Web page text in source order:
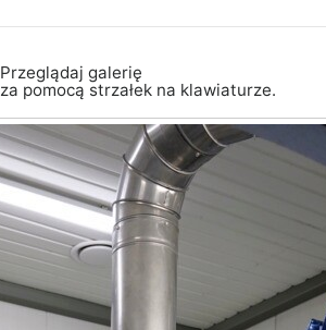
Przeglądaj galerię
za pomocą strzałek na klawiaturze.